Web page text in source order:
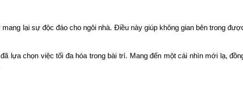
lại sự độc đáo cho ngôi nhà. Điều này giúp không gian bên trong
lựa chọn việc tối đa hóa trong bài trí. Mang đến một cái nhìn mới lạ,